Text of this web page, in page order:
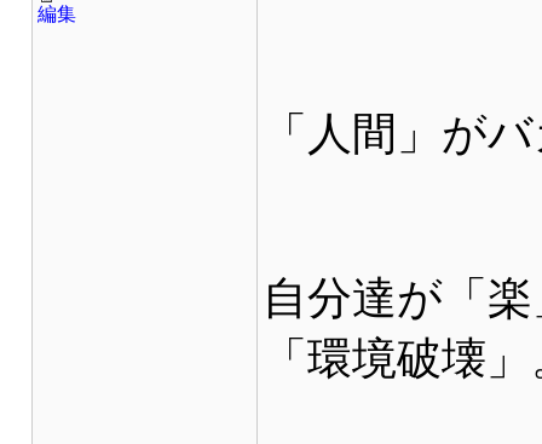
編集
「人間」が
自分達が「
「環境破壊